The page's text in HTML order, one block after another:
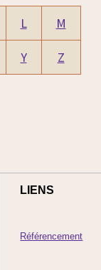
L M
Y Z
LIENS
Référencement